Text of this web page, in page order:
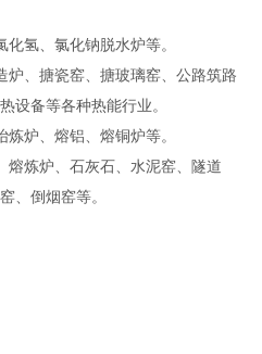
氢、氯化钠脱水炉等。
炉、搪瓷窑、搪玻璃窑、公路筑路
设备等各种热能行业。
炉、熔铝、熔铜炉等。
熔炼炉、石灰石、水泥窑、隧道
、倒烟窑等。